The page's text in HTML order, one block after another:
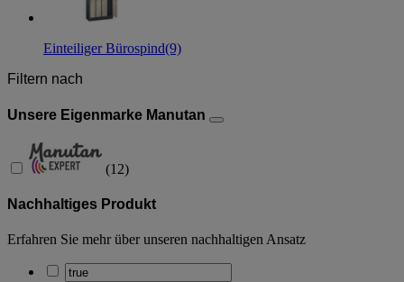
Einteiliger Bürospind(9)
Filtern nach
Unsere Eigenmarke Manutan
(12)
Nachhaltiges Produkt
Erfahren Sie mehr über unseren nachhaltigen Ansatz